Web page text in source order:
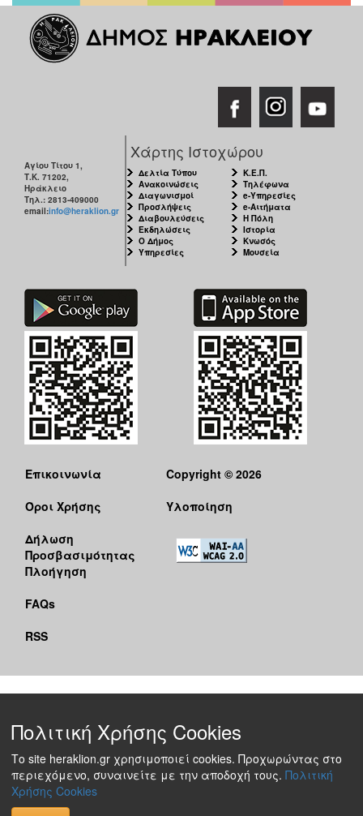
Αγίου Τίτου 1,
Τ.Κ. 71202,
Ηράκλειο
Τηλ.: 2813-409000
email:info@heraklion.gr
Χάρτης Ιστοχώρου
Δελτία Τύπου
Ανακοινώσεις
Διαγωνισμοί
Προσλήψεις
Διαβουλεύσεις
Εκδηλώσεις
Ο Δήμος
Υπηρεσίες
Κ.Ε.Π.
Τηλέφωνα
e-Υπηρεσίες
e-Αιτήματα
Η Πόλη
Ιστορία
Κνωσός
Μουσεία
Επικοινωνία
Όροι Χρήσης
Δήλωση
Προσβασιμότητας
Πλοήγηση
FAQs
RSS
Copyright © 2026
Υλοποίηση
Πολιτική Χρήσης Cookies
Το site heraklion.gr χρησιμοποιεί cookies. Προχωρώντας στο
περιεχόμενο, συναινείτε με την αποδοχή τους. Πολιτική
Χρήσης Cookies